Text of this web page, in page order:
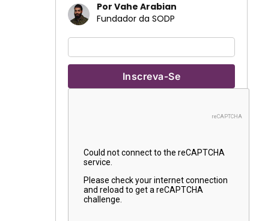
Por Vahe Arabian
Fundador da SODP